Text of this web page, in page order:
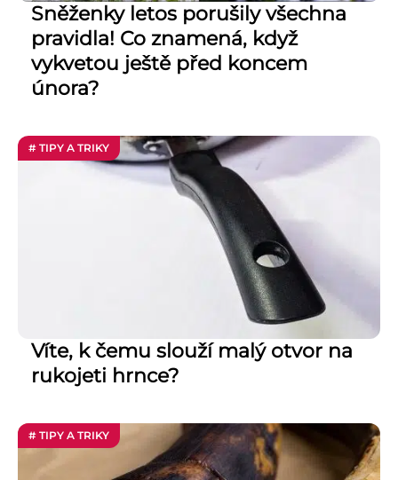
Sněženky letos porušily všechna
pravidla! Co znamená, když
vykvetou ještě před koncem
února?
# TIPY A TRIKY
Víte, k čemu slouží malý otvor na
rukojeti hrnce?
# TIPY A TRIKY